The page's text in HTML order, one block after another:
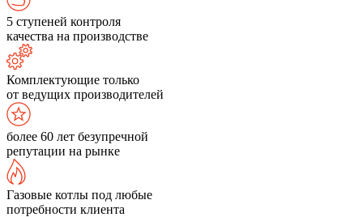
5 ступеней контроля
качества на производстве
Комплектующие только
от ведущих производителей
более 60 лет безупречной
репутации на рынке
Газовые котлы под любые
потребности клиента